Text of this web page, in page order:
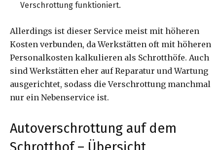
Verschrottung funktioniert.
Allerdings ist dieser Service meist mit höheren
Kosten verbunden, da Werkstätten oft mit höheren
Personalkosten kalkulieren als Schrotthöfe. Auch
sind Werkstätten eher auf Reparatur und Wartung
ausgerichtet, sodass die Verschrottung manchmal
nur ein Nebenservice ist.
Autoverschrottung auf dem
Schrotthof – Übersicht